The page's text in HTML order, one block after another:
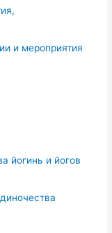
и мероприятия
йогинь и йогов